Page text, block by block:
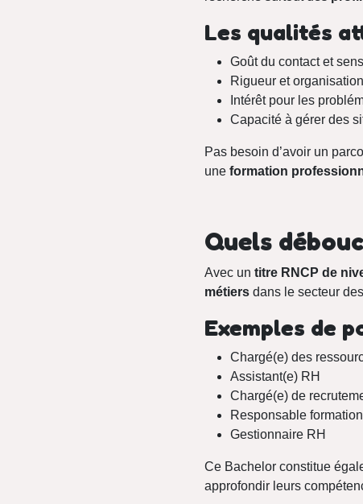
Les qualités
Goût du contact et
Rigueur et organisation
Intérêt pour les
Capacité à gérer des
Pas besoin d’avoir un
une formation
Quels
Avec un titre RNCP de
métiersdans le secteur
Exemples de
Chargé(e) des
Assistant(e) RH
Chargé(e) de
Responsable
Gestionnaire RH
Ce Bachelor constitue
approfondir leurs